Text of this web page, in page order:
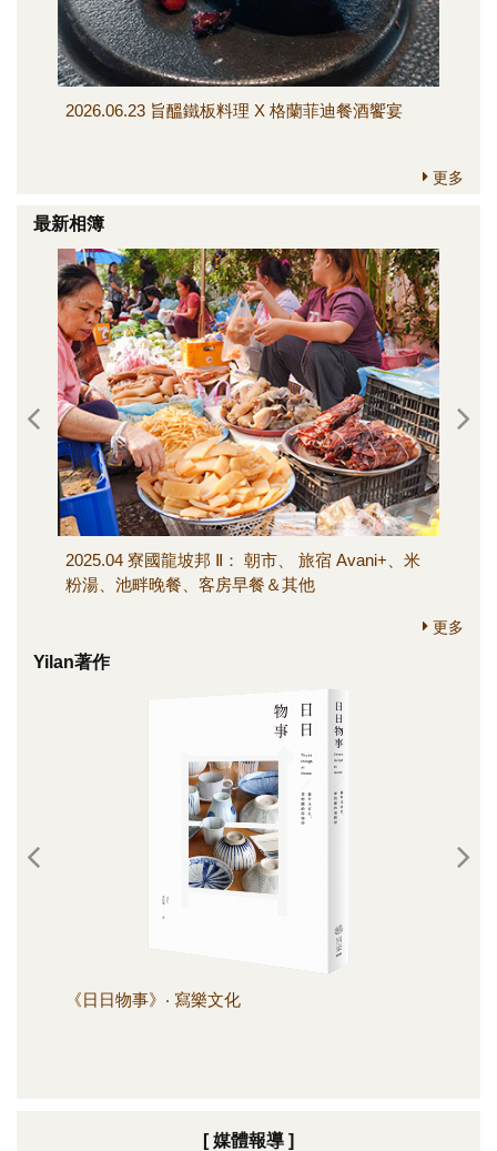
2026.06.23 旨醞鐵板料理 X 格蘭菲迪餐酒饗宴
更多
最新相簿
2025.04 寮國龍坡邦 Ⅱ： 朝市、 旅宿 Avani+、米
粉湯、池畔晚餐、客房早餐＆其他
更多
Yilan著作
《日日物事》‧ 寫樂文化
[ 媒體報導 ]